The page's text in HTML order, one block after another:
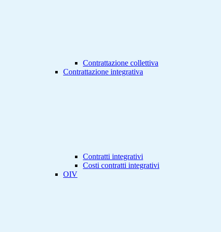
Contrattazione collettiva
Contrattazione integrativa
Contratti integrativi
Costi contratti integrativi
OIV